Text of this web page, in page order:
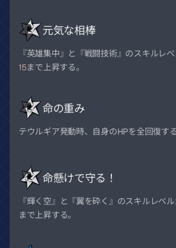
元気な相棒
『英雄集中』と『戦闘技術』のスキルレ
15まで上昇する。
命の重み
テウルギア発動時、自身のHPを全回復する
命懸けで守る！
『輝く空』と『翼を砕く』のスキルレベ
まで上昇する。